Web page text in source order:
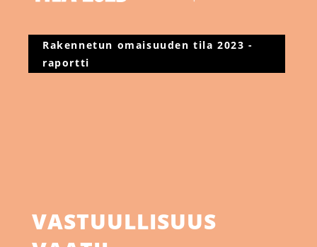
Rakennetun omaisuuden tila 2023 -
raportti
VASTUULLISUUS